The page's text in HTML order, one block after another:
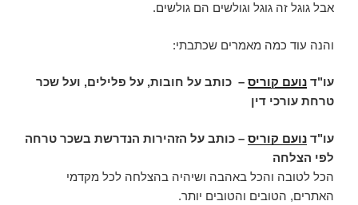
אבל גוגל זה גוגל וגולשים הם גולשים.
והנה עוד כמה מאמרים שכתבתי:
עו"ד נועם קוריס – כותב על חובות, על פלילים, ועל שכר
טרחת עורכי דין
עו"ד נועם קוריס – כותב על הזהירות הנדרשת בשכר טרחה
לפי הצלחה
הכל לטובה והכל באהבה ושיהיה בהצלחה לכל מקדמי
האתרים, הטובים והטובים יותר.